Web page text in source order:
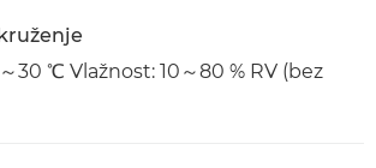
30 ℃ Vlažnost: 10～80 % RV (bez